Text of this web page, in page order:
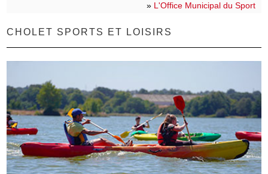
» L'Office Municipal du Sport
CHOLET SPORTS ET LOISIRS